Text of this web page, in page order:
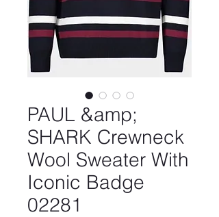
PAUL &amp;
SHARK Crewneck
Wool Sweater With
Iconic Badge
02281